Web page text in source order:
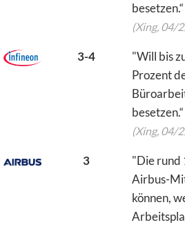
besetzen.“
(Xing, 04/
3-4
"Will bis
Prozent
besetzen.“
(Xing, 04/
3
"Die rund
Airbus-
können,